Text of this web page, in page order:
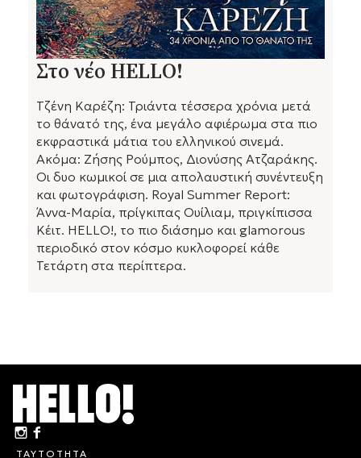
Στο νέο HELLO!
Τζένη Καρέζη: Τριάντα τέσσερα χρόνια μετά
το θάνατό της, ένα μεγάλο αφιέρωμα στα πιο
εκφραστικά μάτια του ελληνικού σινεμά.
Ακόμα: Ζήσης Ρούμπος, Διονύσης Ατζαράκης.
Οι δυο κωμικοί σε μια απολαυστική συνέντευξη
και φωτογράφιση. Royal Summer Report:
Άννα-Μαρία, πρίγκιπας Ουίλιαμ, πριγκίπισσα
Κέιτ. HELLO!, το πιο διάσημο και glamorous
περιοδικό στον κόσμο κυκλοφορεί κάθε
Τετάρτη στα περίπτερα.
ΤΑΥΤΟΤΗΤΑ